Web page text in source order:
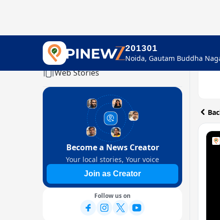
201301
Home
Web Stories
Become a News Creator
Your local stories, Your voice
Join as Creator
Follow us on